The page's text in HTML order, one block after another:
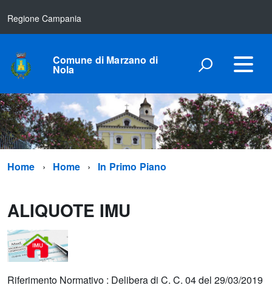
Regione Campania
Comune di Marzano di
Nola
Home Home In Primo Piano
ALIQUOTE IMU
Riferimento Normativo : Delibera di C. C. 04 del 29/03/2019